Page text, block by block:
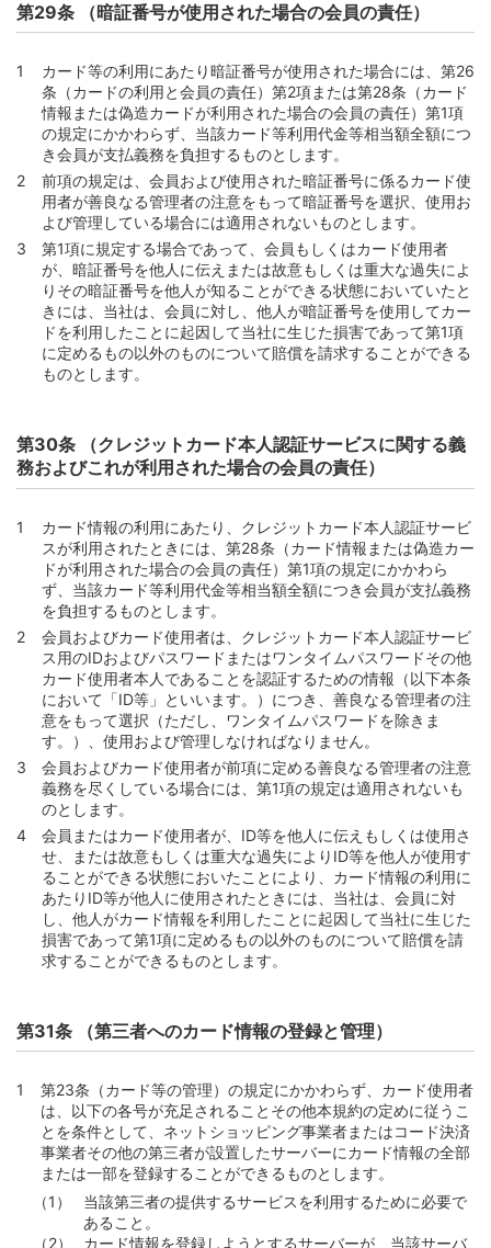
第29条 （暗証番号が使用された場合の会員の責任）
カード等の利用にあたり暗証番号が使用された場合には、第26
条（カードの利用と会員の責任）第2項または第28条（カード
情報または偽造カードが利用された場合の会員の責任）第1項
の規定にかかわらず、当該カード等利用代金等相当額全額につ
き会員が支払義務を負担するものとします。
前項の規定は、会員および使用された暗証番号に係るカード使
用者が善良なる管理者の注意をもって暗証番号を選択、使用お
よび管理している場合には適用されないものとします。
第1項に規定する場合であって、会員もしくはカード使用者
が、暗証番号を他人に伝えまたは故意もしくは重大な過失によ
りその暗証番号を他人が知ることができる状態においていたと
きには、当社は、会員に対し、他人が暗証番号を使用してカー
ドを利用したことに起因して当社に生じた損害であって第1項
に定めるもの以外のものについて賠償を請求することができる
ものとします。
第30条 （クレジットカード本人認証サービスに関する義
務およびこれが利用された場合の会員の責任）
カード情報の利用にあたり、クレジットカード本人認証サービ
スが利用されたときには、第28条（カード情報または偽造カー
ドが利用された場合の会員の責任）第1項の規定にかかわら
ず、当該カード等利用代金等相当額全額につき会員が支払義務
を負担するものとします。
会員およびカード使用者は、クレジットカード本人認証サービ
ス用のIDおよびパスワードまたはワンタイムパスワードその他
カード使用者本人であることを認証するための情報（以下本条
において「ID等」といいます。）につき、善良なる管理者の注
意をもって選択（ただし、ワンタイムパスワードを除きま
す。）、使用および管理しなければなりません。
会員およびカード使用者が前項に定める善良なる管理者の注意
義務を尽くしている場合には、第1項の規定は適用されないも
のとします。
会員またはカード使用者が、ID等を他人に伝えもしくは使用さ
せ、または故意もしくは重大な過失によりID等を他人が使用す
ることができる状態においたことにより、カード情報の利用に
あたりID等が他人に使用されたときには、当社は、会員に対
し、他人がカード情報を利用したことに起因して当社に生じた
損害であって第1項に定めるもの以外のものについて賠償を請
求することができるものとします。
第31条 （第三者へのカード情報の登録と管理）
第23条（カード等の管理）の規定にかかわらず、カード使用者
は、以下の各号が充足されることその他本規約の定めに従うこ
とを条件として、ネットショッピング事業者またはコード決済
事業者その他の第三者が設置したサーバーにカード情報の全部
または一部を登録することができるものとします。
当該第三者の提供するサービスを利用するために必要で
あること。
カード情報を登録しようとするサーバーが、当該サーバ